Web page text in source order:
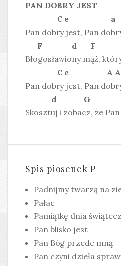
PAN DOBRY JEST
C e a
Pan dobry jest, Pan
F d F
Błogosławiony mąż,
C e A
Pan dobry jest, Pan
d G
Skosztuj i zobacz, że
Spis piosenek P
Padnijmy twarzą na
Pałac
Pamiątkę dnia
Pan blisko jest
Pan Bóg przede mną
Pan czyni dzieła